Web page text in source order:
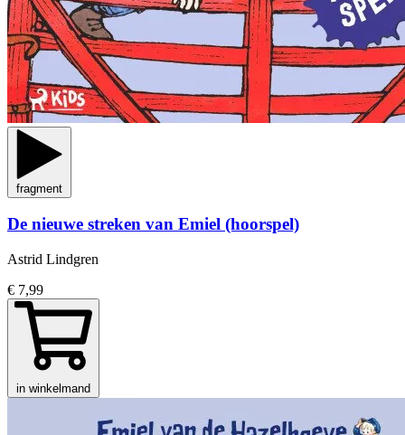
fragment
De nieuwe streken van Emiel (hoorspel)
Astrid Lindgren
€ 7,99
in winkelmand